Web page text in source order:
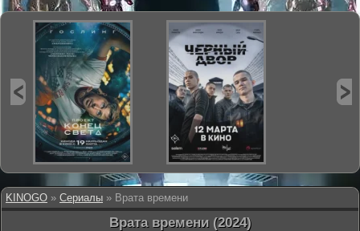
KINOGO » Сериалы » Врата времени
Врата времени (2024)